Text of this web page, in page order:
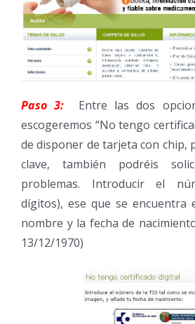
Paso 3: Entre las dos
escogeremos “No tengo
de disponer de tarjeta con chip,
clave, también podréis
problemas. Introducir el
dígitos), ese que se encuentra
nombre y la fecha de
13/12/1970)